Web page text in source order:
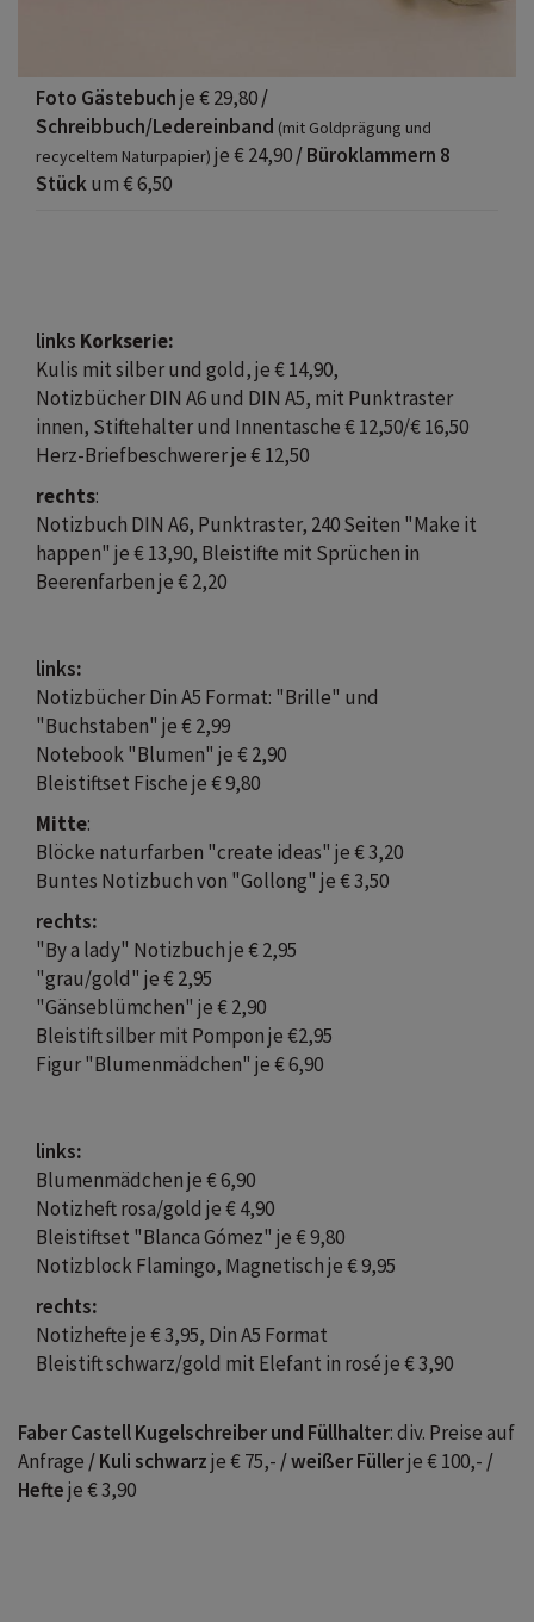
Foto Gästebuchje € 29,80/
Schreibbuch/Ledereinband (mit Goldprägung und
recyceltem Naturpapier) je € 24,90/ Büroklammern 8
Stückum € 6,50
links Korkserie:
Kulis mit silber und gold, je € 14,90,
Notizbücher DIN A6 und DIN A5, mit Punktraster
innen, Stiftehalter und Innentasche € 12,50/€ 16,50
Herz-Briefbeschwerer je € 12,50
rechts:
Notizbuch DIN A6, Punktraster, 240 Seiten "Make it
happen" je € 13,90, Bleistifte mit Sprüchen in
Beerenfarben je € 2,20
links:
Notizbücher Din A5 Format: "Brille" und
"Buchstaben" je € 2,99
Notebook "Blumen" je € 2,90
Bleistiftset Fische je € 9,80
Mitte:
Blöcke naturfarben "create ideas" je € 3,20
Buntes Notizbuch von "Gollong" je € 3,50
rechts:
"By a lady" Notizbuch je € 2,95
"grau/gold" je € 2,95
"Gänseblümchen" je € 2,90
Bleistift silber mit Pompon je €2,95
Figur "Blumenmädchen" je € 6,90
links:
Blumenmädchen je € 6,90
Notizheft rosa/gold je € 4,90
Bleistiftset "Blanca Gómez" je € 9,80
Notizblock Flamingo, Magnetisch je € 9,95
rechts:
Notizhefte je € 3,95, Din A5 Format
Bleistift schwarz/gold mit Elefant in rosé je € 3,90
Faber Castell Kugelschreiber und Füllhalter: div. Preise auf
Anfrage /Kuli schwarzje € 75,- / weißer Füllerje € 100,- /
Hefteje € 3,90